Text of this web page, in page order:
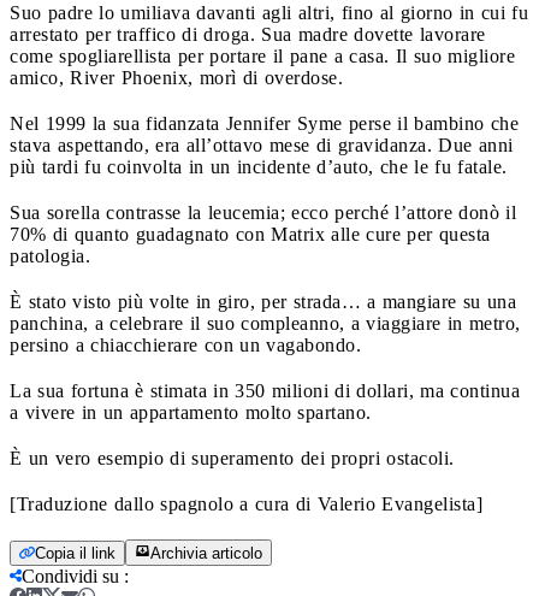
Suo padre lo umiliava davanti agli altri, fino al giorno in cui fu
arrestato per traffico di droga. Sua madre dovette lavorare
come spogliarellista per portare il pane a casa. Il suo migliore
amico, River Phoenix, morì di overdose.
Nel 1999 la sua fidanzata Jennifer Syme perse il bambino che
stava aspettando, era all’ottavo mese di gravidanza. Due anni
più tardi fu coinvolta in un incidente d’auto, che le fu fatale.
Sua sorella contrasse la leucemia; ecco perché l’attore donò il
70% di quanto guadagnato con Matrix alle cure per questa
patologia.
È stato visto più volte in giro, per strada… a mangiare su una
panchina, a celebrare il suo compleanno, a viaggiare in metro,
persino a chiacchierare con un vagabondo.
La sua fortuna è stimata in 350 milioni di dollari, ma continua
a vivere in un appartamento molto spartano.
È un vero esempio di superamento dei propri ostacoli.
[Traduzione dallo spagnolo a cura di Valerio Evangelista]
Copia il link Archivia articolo
Condividi su :